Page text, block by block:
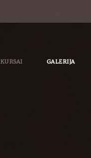
KURSAI GALERIJA